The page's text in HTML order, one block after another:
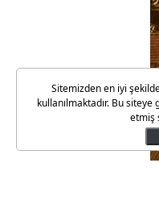
Sitemizden en iyi
kullanılmaktadır. Bu siteye
etmiş